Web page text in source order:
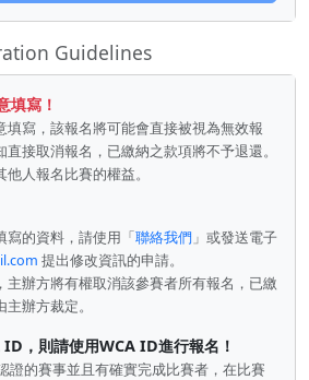
Guidelines
寫！
填寫，該報名將可能會直接被視為無效報
接取消報名，已繳納之款項將不予退還。
人報名比賽的權益。
寫的資料，請使用「聯絡我們 」或發送電子
提出修改資訊的申請。
主辦方將有權取消該參賽者所有報名，已繳
辦方裁定。
，則請使用WCA ID進行報名！
證的賽事並且有確實完成比賽者，在比賽